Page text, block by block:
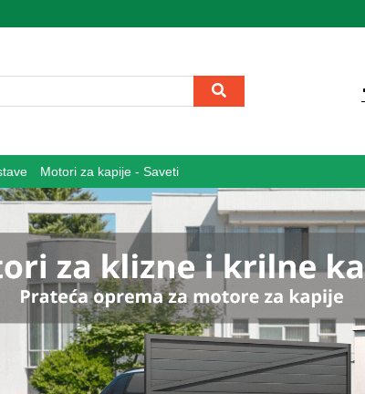
Motori za kapije - Saveti